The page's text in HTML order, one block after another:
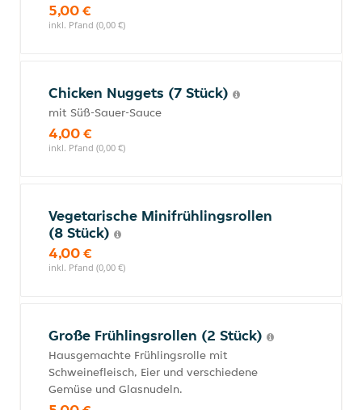
5,00 €
inkl. Pfand (0,00 €)
Chicken Nuggets (7 Stück)
mit Süß-Sauer-Sauce
4,00 €
inkl. Pfand (0,00 €)
Vegetarische Minifrühlingsrollen
(8 Stück)
4,00 €
inkl. Pfand (0,00 €)
Große Frühlingsrollen (2 Stück)
Hausgemachte Frühlingsrolle mit
Schweinefleisch, Eier und verschiedene
Gemüse und Glasnudeln.